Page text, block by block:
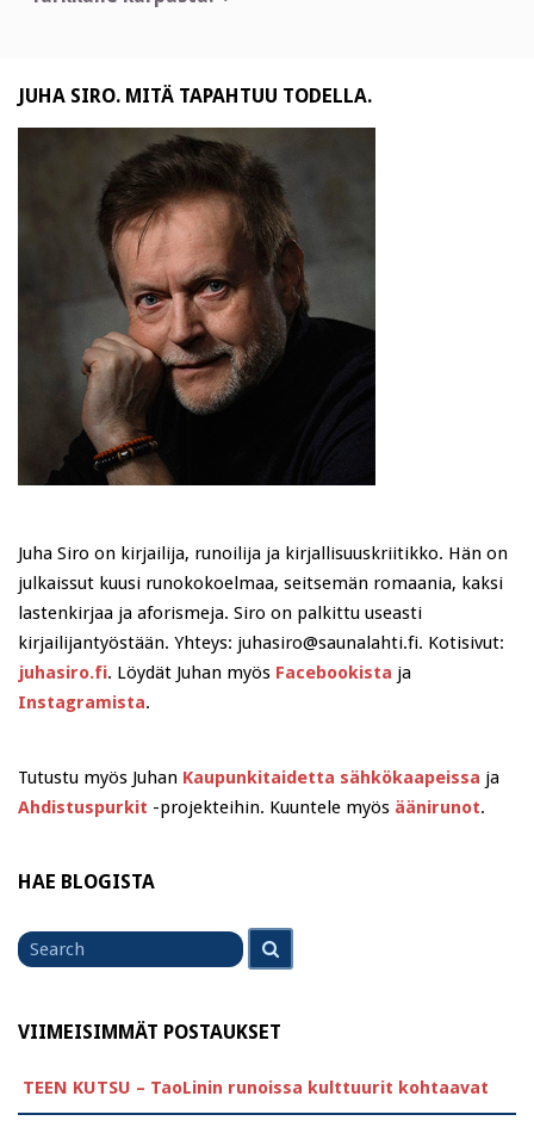
JUHA SIRO. MITÄ TAPAHTUU TODELLA.
Juha Siro on kirjailija, runoilija ja kirjallisuuskriitikko. Hän on
julkaissut kuusi runokokoelmaa, seitsemän romaania, kaksi
lastenkirjaa ja aforismeja. Siro on palkittu useasti
kirjailijantyöstään. Yhteys: juhasiro@saunalahti.fi. Kotisivut:
juhasiro.fi. Löydät Juhan myös Facebookista ja
Instagramista.
Tutustu myös Juhan Kaupunkitaidetta sähkökaapeissa ja
Ahdistuspurkit -projekteihin. Kuuntele myös äänirunot.
HAE BLOGISTA
Search
for
VIIMEISIMMÄT POSTAUKSET
TEEN KUTSU – TaoLinin runoissa kulttuurit kohtaavat